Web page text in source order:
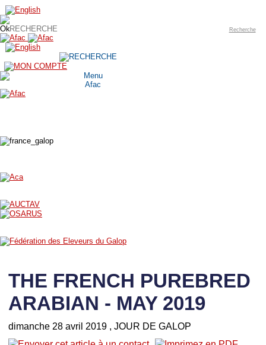
Recherche
THE FRENCH PUREBRED
ARABIAN - MAY 2019
dimanche 28 avril 2019 , JOUR DE GALOP